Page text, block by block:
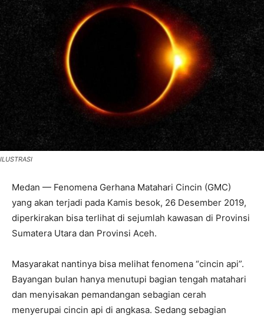
ILUSTRASI
Medan — Fenomena Gerhana Matahari Cincin (GMC)
yang akan terjadi pada Kamis besok, 26 Desember 2019,
diperkirakan bisa terlihat di sejumlah kawasan di Provinsi
Sumatera Utara dan Provinsi Aceh.
Masyarakat nantinya bisa melihat fenomena “cincin api”.
Bayangan bulan hanya menutupi bagian tengah matahari
dan menyisakan pemandangan sebagian cerah
menyerupai cincin api di angkasa. Sedang sebagian